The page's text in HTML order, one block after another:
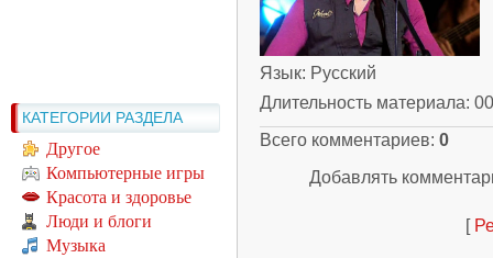
КАТЕГОРИИ РАЗДЕЛА
Другое
Компьютерные игры
Красота и здоровье
Люди и блоги
Музыка
Язык: Русский
Длительность материала:
Всего комментариев: 0
Добавлять
[